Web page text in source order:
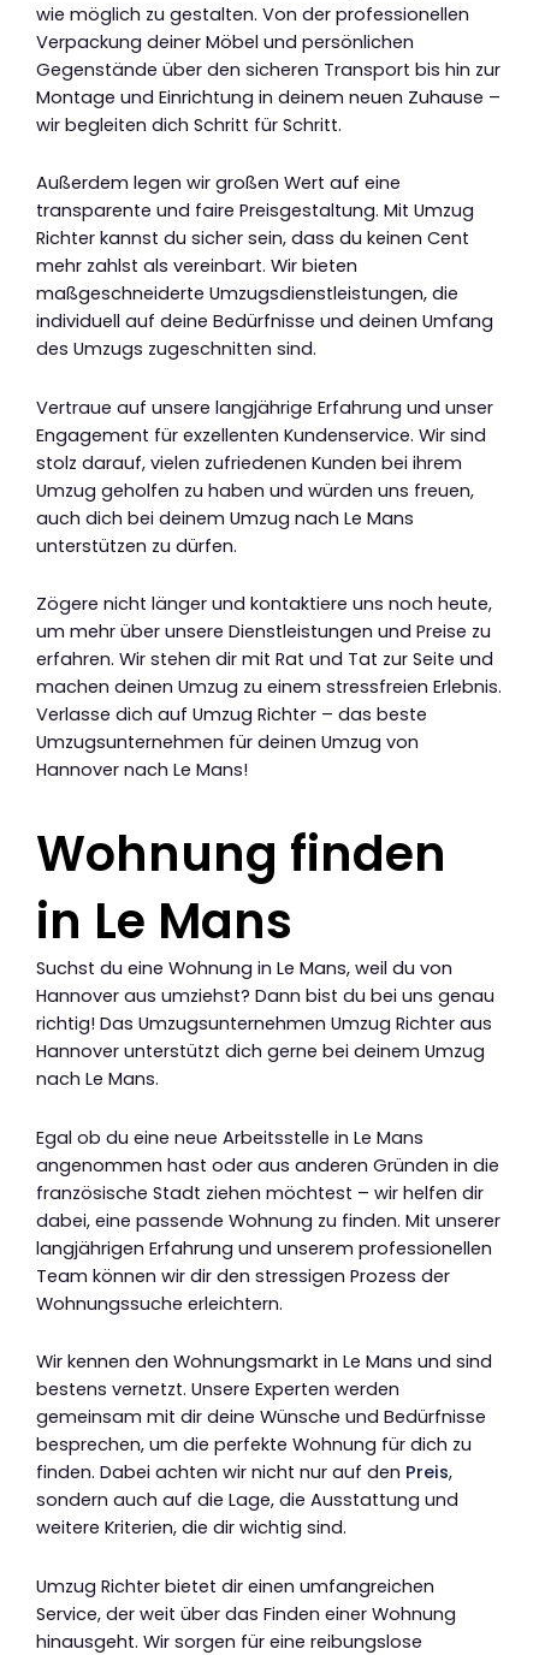
wie möglich zu gestalten. Von der professionellen
Verpackung deiner Möbel und persönlichen
Gegenstände über den sicheren Transport bis hin zur
Montage und Einrichtung in deinem neuen Zuhause –
wir begleiten dich Schritt für Schritt.
Außerdem legen wir großen Wert auf eine
transparente und faire Preisgestaltung. Mit Umzug
Richter kannst du sicher sein, dass du keinen Cent
mehr zahlst als vereinbart. Wir bieten
maßgeschneiderte Umzugsdienstleistungen, die
individuell auf deine Bedürfnisse und deinen Umfang
des Umzugs zugeschnitten sind.
Vertraue auf unsere langjährige Erfahrung und unser
Engagement für exzellenten Kundenservice. Wir sind
stolz darauf, vielen zufriedenen Kunden bei ihrem
Umzug geholfen zu haben und würden uns freuen,
auch dich bei deinem Umzug nach Le Mans
unterstützen zu dürfen.
Zögere nicht länger und kontaktiere uns noch heute,
um mehr über unsere Dienstleistungen und Preise zu
erfahren. Wir stehen dir mit Rat und Tat zur Seite und
machen deinen Umzug zu einem stressfreien Erlebnis.
Verlasse dich auf Umzug Richter – das beste
Umzugsunternehmen für deinen Umzug von
Hannover nach Le Mans!
Wohnung finden
in Le Mans
Suchst du eine Wohnung in Le Mans, weil du von
Hannover aus umziehst? Dann bist du bei uns genau
richtig! Das Umzugsunternehmen Umzug Richter aus
Hannover unterstützt dich gerne bei deinem Umzug
nach Le Mans.
Egal ob du eine neue Arbeitsstelle in Le Mans
angenommen hast oder aus anderen Gründen in die
französische Stadt ziehen möchtest – wir helfen dir
dabei, eine passende Wohnung zu finden. Mit unserer
langjährigen Erfahrung und unserem professionellen
Team können wir dir den stressigen Prozess der
Wohnungssuche erleichtern.
Wir kennen den Wohnungsmarkt in Le Mans und sind
bestens vernetzt. Unsere Experten werden
gemeinsam mit dir deine Wünsche und Bedürfnisse
besprechen, um die perfekte Wohnung für dich zu
finden. Dabei achten wir nicht nur auf den Preis,
sondern auch auf die Lage, die Ausstattung und
weitere Kriterien, die dir wichtig sind.
Umzug Richter bietet dir einen umfangreichen
Service, der weit über das Finden einer Wohnung
hinausgeht. Wir sorgen für eine reibungslose